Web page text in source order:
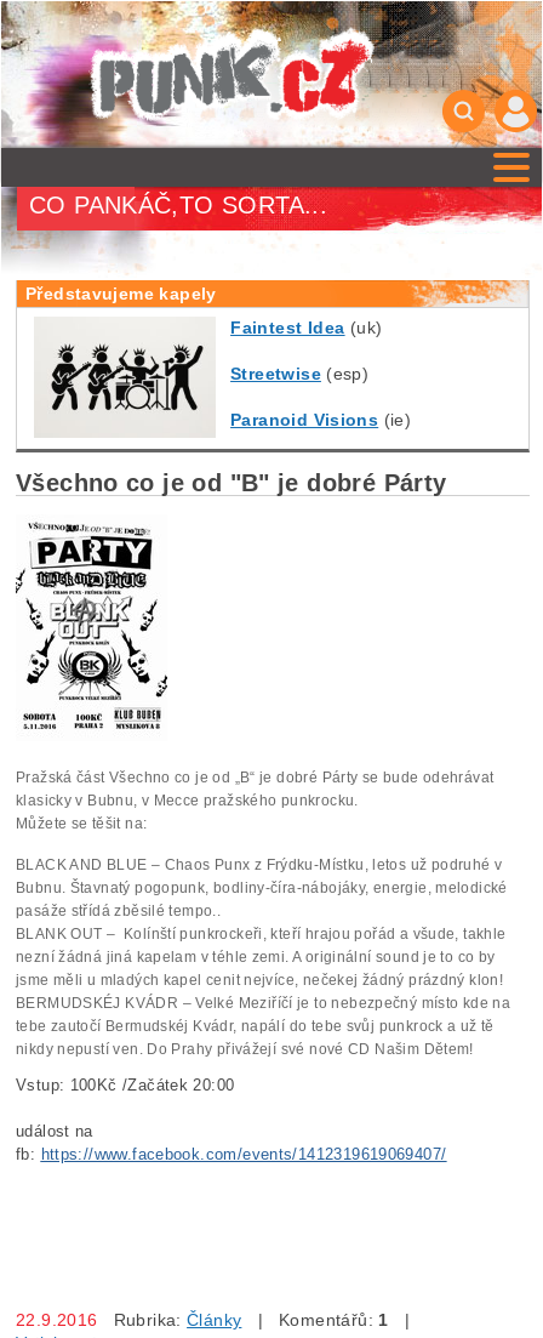
CO PANKÁČ,TO SORTA...
Představujeme kapely
Faintest Idea (uk)
Streetwise(esp)
Paranoid Visions (ie)
Všechno co je od "B" je dobré Párty
Pražská část Všechno co je od „B“ je dobré Párty se bude odehrávat
klasicky v Bubnu, v Mecce pražského punkrocku.
Můžete se těšit na:
BLACK AND BLUE – Chaos Punx z Frýdku-Místku, letos už podruhé v
Bubnu. Štavnatý pogopunk, bodliny-číra-nábojáky, energie, melodické
pasáže střídá zběsilé tempo..
BLANK OUT – Kolínští punkrockeři, kteří hrajou pořád a všude, takhle
nezní žádná jiná kapelam v téhle zemi. A originální sound je to co by
jsme měli u mladých kapel cenit nejvíce, nečekej žádný prázdný klon!
BERMUDSKÉJ KVÁDR – Velké Meziříčí je to nebezpečný místo kde na
tebe zautočí Bermudskéj Kvádr, napálí do tebe svůj punkrock a už tě
nikdy nepustí ven. Do Prahy přivážejí své nové CD Našim Dětem!
Vstup: 100Kč /Začátek 20:00
událost na
fb: https://www.facebook.com/events/1412319619069407/
22.9.2016 Rubrika:Články | Komentářů: 1 |